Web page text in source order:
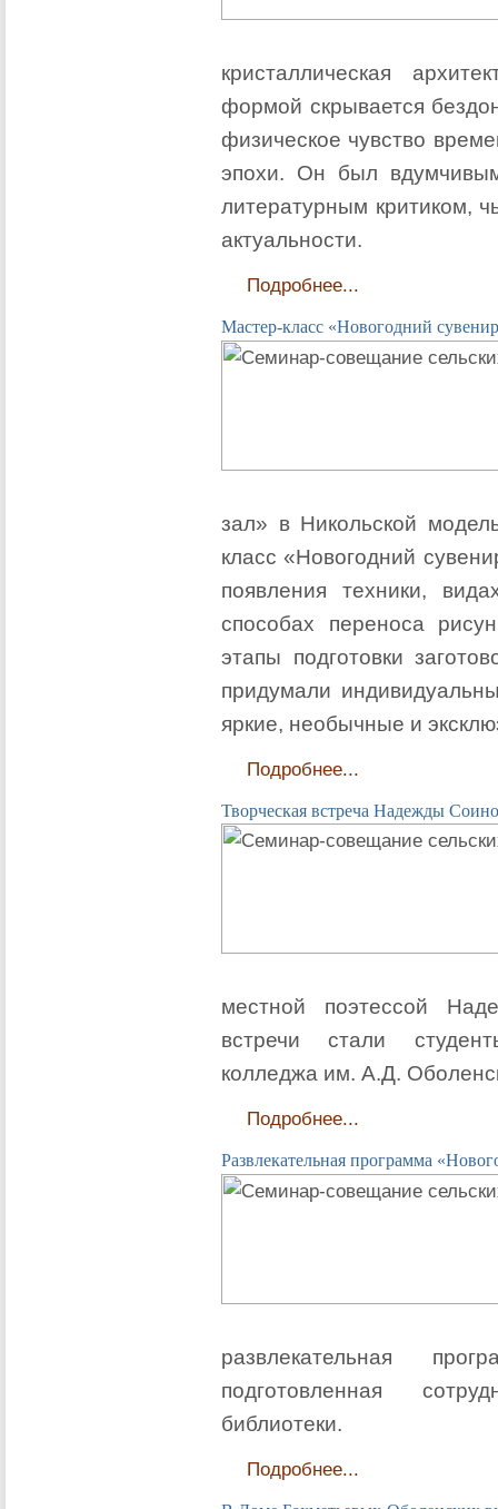
кристаллическая
формой скрывается
физическое чувство
эпохи. Он был
литературным критиком,
актуальности.
Подробнее...
Мастер-класс «Новогодний
зал» в Никольской
класс «Новогодний
появления техники,
способах переноса
этапы подготовки
придумали
яркие, необычные и
Подробнее...
Творческая встреча Надежды
местной поэтессой
встречи стали
колледжа им. А.Д.
Подробнее...
Развлекательная программа
развлекательная
подготовленная
библиотеки.
Подробнее...